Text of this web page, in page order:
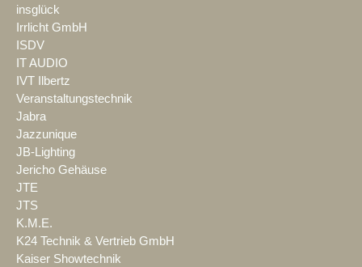
insglück
Irrlicht GmbH
ISDV
IT AUDIO
IVT Ilbertz
Veranstaltungstechnik
Jabra
Jazzunique
JB-Lighting
Jericho Gehäuse
JTE
JTS
K.M.E.
K24 Technik & Vertrieb GmbH
Kaiser Showtechnik